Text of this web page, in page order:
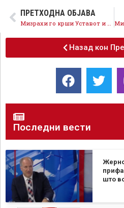
ПРЕТХОДНА ОБЈАВА
Мизрахи го крши Уставот и дрско лаже, таа е олицетворение на груевизмот која работи против ЕУ и НАТО по налог на Мицкоски
Назад кон
Последни вести
што